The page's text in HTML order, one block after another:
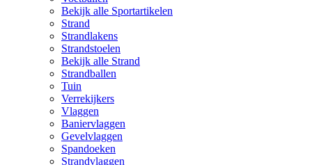
Bekijk alle Sportartikelen
Strand
Strandlakens
Strandstoelen
Bekijk alle Strand
Strandballen
Tuin
Verrekijkers
Vlaggen
Baniervlaggen
Gevelvlaggen
Spandoeken
Strandvlaggen